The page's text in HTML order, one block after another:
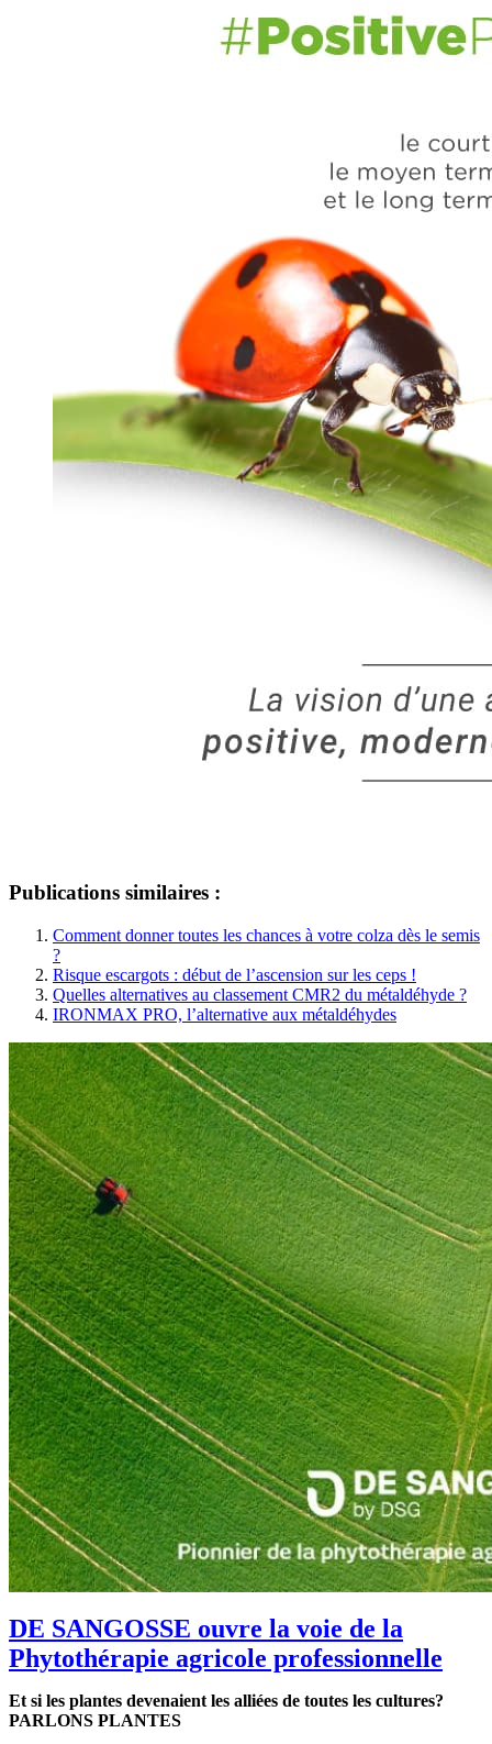
Publications similaires :
Comment donner toutes les chances à votre colza dès le semis
?
Risque escargots : début de l’ascension sur les ceps !
Quelles alternatives au classement CMR2 du métaldéhyde ?
IRONMAX PRO, l’alternative aux métaldéhydes
DE SANGOSSE ouvre la voie de la
Phytothérapie agricole professionnelle
Et si les plantes devenaient les alliées de toutes les cultures?
PARLONS PLANTES